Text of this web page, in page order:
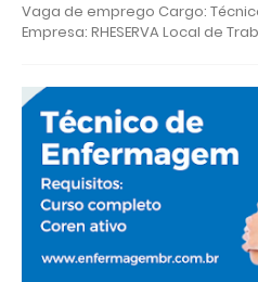
Vaga de emprego Cargo:
Empresa: RHESERVA Local de